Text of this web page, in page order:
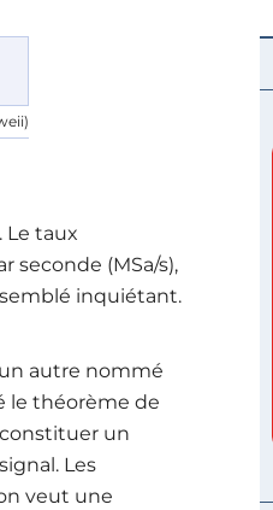
Le taux
seconde (MSa/s),
inquiétant.
autre nommé
le théorème de
un
Les
veut une